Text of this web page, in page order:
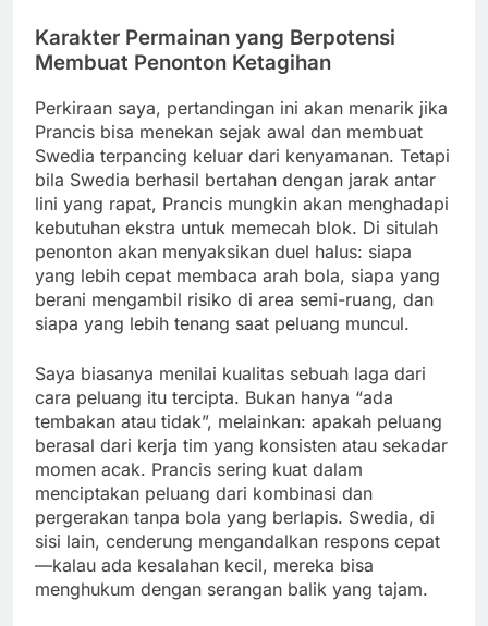
Karakter Permainan yang Berpotensi
Membuat Penonton Ketagihan
Perkiraan saya, pertandingan ini akan menarik jika
Prancis bisa menekan sejak awal dan membuat
Swedia terpancing keluar dari kenyamanan. Tetapi
bila Swedia berhasil bertahan dengan jarak antar
lini yang rapat, Prancis mungkin akan menghadapi
kebutuhan ekstra untuk memecah blok. Di situlah
penonton akan menyaksikan duel halus: siapa
yang lebih cepat membaca arah bola, siapa yang
berani mengambil risiko di area semi-ruang, dan
siapa yang lebih tenang saat peluang muncul.
Saya biasanya menilai kualitas sebuah laga dari
cara peluang itu tercipta. Bukan hanya “ada
tembakan atau tidak”, melainkan: apakah peluang
berasal dari kerja tim yang konsisten atau sekadar
momen acak. Prancis sering kuat dalam
menciptakan peluang dari kombinasi dan
pergerakan tanpa bola yang berlapis. Swedia, di
sisi lain, cenderung mengandalkan respons cepat
—kalau ada kesalahan kecil, mereka bisa
menghukum dengan serangan balik yang tajam.